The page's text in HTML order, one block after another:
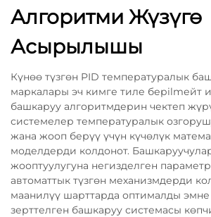
Алгоритми Жүзүгө
Асырылышы
Күнөө түзгөн PID температуралык
маркалары эч кимге тиле берilmейт
башкаруу алгоритмдерин чектеп
системелер температуралык
жана жооп берүү үчүн күчөлүк
моделдерди колдонот.
жооптуулугуна негизделген
автоматтык түзгөн механизмдерди
маанилүү шарттарда оптималды эмне
зерттелген башкаруу системасы